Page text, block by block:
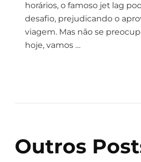
horários, o famoso jet lag
desafio, prejudicando o
viagem. Mas não se
hoje, vamos …
Outros